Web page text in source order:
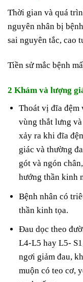
Thời gian và quá
nguyên nhân bị
sai nguyên tắc, cao
Tiền sử mắc bệnh
2 Khám và lượng
Thoát vị đĩa đệm
vùng thắt lưng
xảy ra khi đĩa
giác và thường
gót và ngón
hướng thần kinh
Bệnh nhân có
thần kinh tọa.
Đau dọc theo
L4-L5 hay L5-
ngơi giảm đau,
muộn có teo cơ,